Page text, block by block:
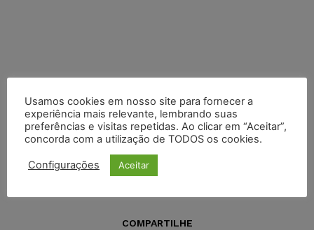
COMPARTILHE
Usamos cookies em nosso site para fornecer a
experiência mais relevante, lembrando suas
preferências e visitas repetidas. Ao clicar em “Aceitar”,
concorda com a utilização de TODOS os cookies.
Configurações Aceitar